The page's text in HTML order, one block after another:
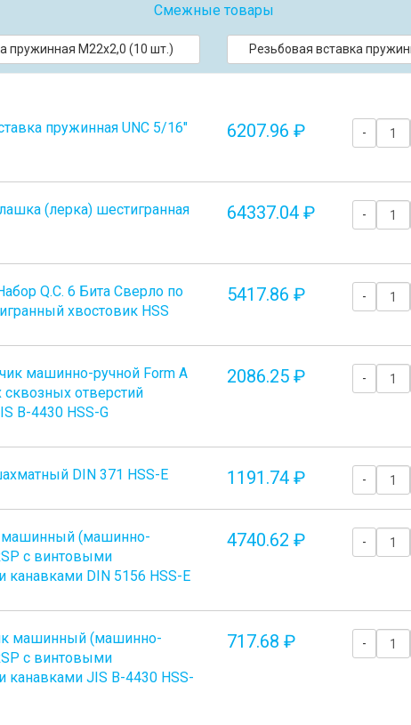
Смежные товары
пружинная M22x2,0 (10 шт.) Резьбовая вставка
пружинная UNC 5/16"
6207.96 ₽ -
(лерка) шестигранная
64337.04 ₽ -
Q.C. 6 Бита Сверло по
хвостовик HSS
5417.86 ₽ -
машинно-ручной Form A
сквозных отверстий
B-4430 HSS-G
2086.25 ₽ -
DIN 371 HSS-E 1191.74 ₽ -
машинный (машинно-
с винтовыми
канавками DIN 5156 HSS-E
4740.62 ₽ -
машинный (машинно-
с винтовыми
канавками JIS B-4430 HSS-
717.68 ₽ -